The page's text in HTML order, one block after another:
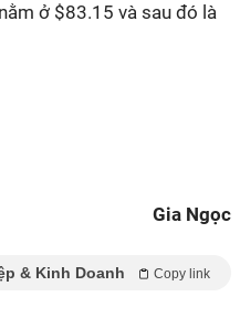
ở $83.15 và sau đó là
Gia Ngọc
& Kinh Doanh Copy link